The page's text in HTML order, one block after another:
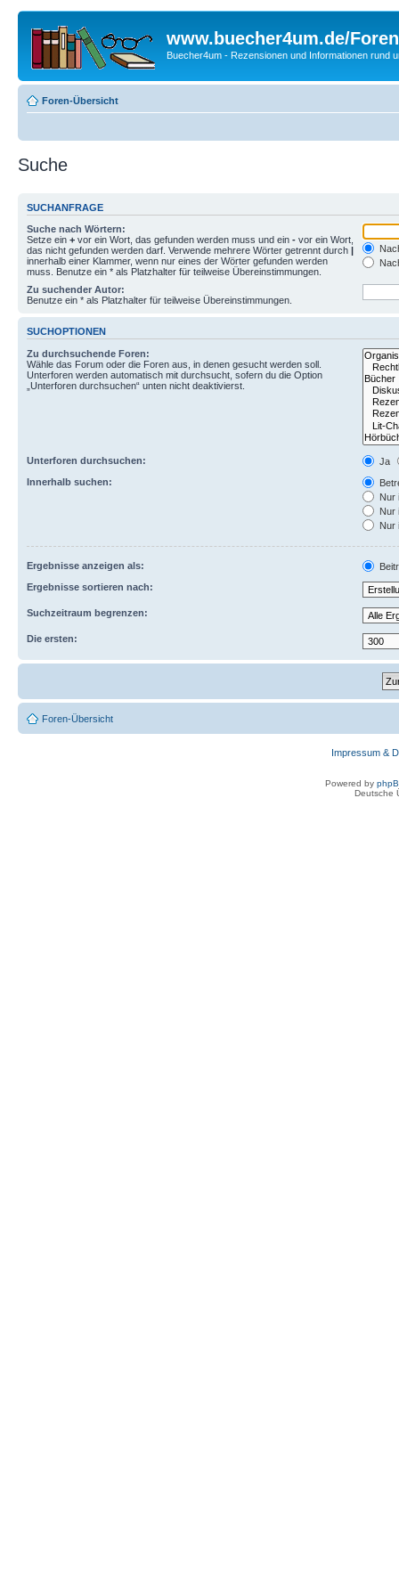
www.buecher4um.de/Foren
Buecher4um - Rezensionen und Informationen rund
Foren-Übersicht
Suche
SUCHANFRAGE
Suche nach Wörtern:
Setze ein + vor ein Wort, das gefunden werden muss und ein - vor ein Wort,
das nicht gefunden werden darf. Verwende mehrere Wörter getrennt durch |
innerhalb einer Klammer, wenn nur eines der Wörter gefunden werden
muss. Benutze ein * als Platzhalter für teilweise Übereinstimmungen.
Zu suchender Autor:
Benutze ein * als Platzhalter für teilweise Übereinstimmungen.
SUCHOPTIONEN
Zu durchsuchende Foren:
Wähle das Forum oder die Foren aus, in denen gesucht werden soll.
Unterforen werden automatisch mit durchsucht, sofern du die Option
„Unterforen durchsuchen“ unten nicht deaktivierst.
Unterforen durchsuchen:
Ja
Innerhalb suchen:
Nur
Nur
Nur
Ergebnisse anzeigen als:
Ergebnisse sortieren nach:
Suchzeitraum begrenzen:
Die ersten:
Foren-Übersicht
Impressum &
Powered by
Deutsche